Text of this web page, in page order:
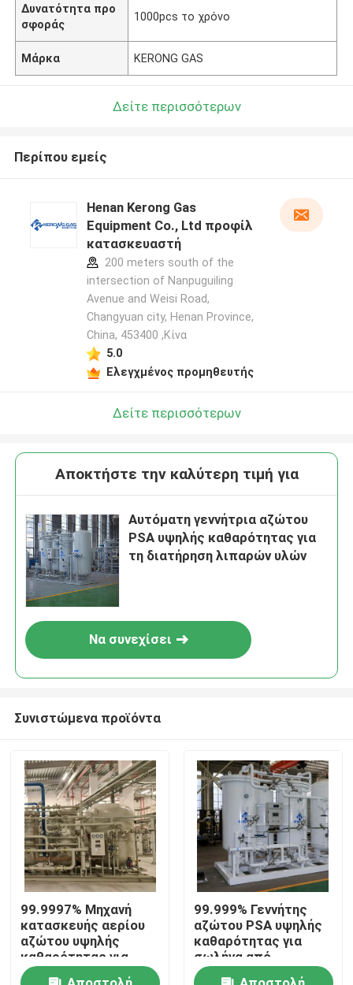
Σπίτι
Προϊόντα
Σχετικά με εμάς
Δυνατότητα προ
σφοράς
1000pcs το χρόνο
Μάρκα KERONG GAS
Δείτε περισσότερων
Περίπου εμείς
Henan Kerong Gas
Equipment Co., Ltd προφίλ
κατασκευαστή
200 meters south of the
intersection of Nanpuguiling
Avenue and Weisi Road,
Changyuan city, Henan Province,
China, 453400 ,Κίνα
5.0
Ελεγχμένος προμηθευτής
Δείτε περισσότερων
Αποκτήστε την καλύτερη τιμή για
Αυτόματη γεννήτρια αζώτου
PSA υψηλής καθαρότητας για
τη διατήρηση λιπαρών υλών
Να συνεχίσει
Συνιστώμενα προϊόντα
99.9997% Μηχανή
κατασκευής αερίου
αζώτου υψηλής
καθαρότητας για
θερμική επεξεργασία
99.999% Γεννήτης
αζώτου PSA υψηλής
καθαρότητας για
σωλήνα από
ανοξείδωτο χάλυβα